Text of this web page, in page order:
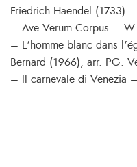
Friedrich Haendel (1733)
– Ave Verum Corpus –
– L’homme blanc dans
Bernard (1966), arr. PG.
– Il carnevale di Venezia